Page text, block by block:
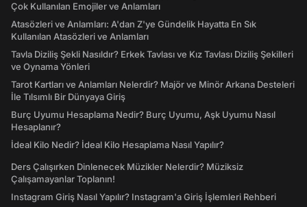
Çok Kullanılan Emojiler ve Anlamları
Atasözleri ve Anlamları: A'dan Z'ye Gündelik Hayatta En Sık
Kullanılan Atasözleri ve Anlamları
Tavla Diziliş Şekli Nasıldır? Erkek Tavlası ve Kız Tavlası Diziliş Şekilleri
ve Oynama Yönleri
Tarot Kartları ve Anlamları Nelerdir? Majör ve Minör Arkana Desteleri
İle Tılsımlı Bir Dünyaya Giriş
Burç Uyumu Hesaplama Nedir? Burç Uyumu, Aşk Uyumu Nasıl
Hesaplanır?
İdeal Kilo Nedir? İdeal Kilo Hesaplama Nasıl Yapılır?
Ders Çalışırken Dinlenecek Müzikler Nelerdir? Müziksiz
Çalışamayanlar Toplanın!
Instagram Giriş Nasıl Yapılır? Instagram'a Giriş İşlemleri Rehberi